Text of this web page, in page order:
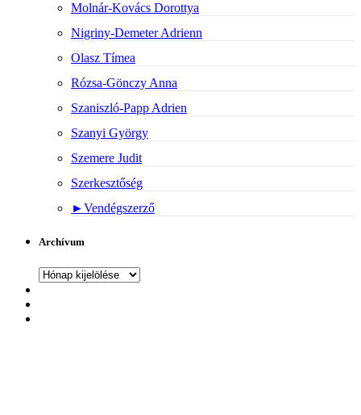
Molnár-Kovács Dorottya
Nigriny-Demeter Adrienn
Olasz Tímea
Rózsa-Gönczy Anna
Szaniszló-Papp Adrien
Szanyi György
Szemere Judit
Szerkesztőség
►Vendégszerző
Archívum
Archívum